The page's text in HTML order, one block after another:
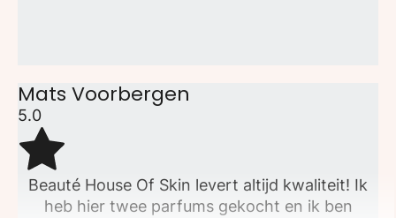
Mats Voorbergen
5.0
Beauté House Of Skin levert altijd kwaliteit! Ik
heb hier twee parfums gekocht en ik ben